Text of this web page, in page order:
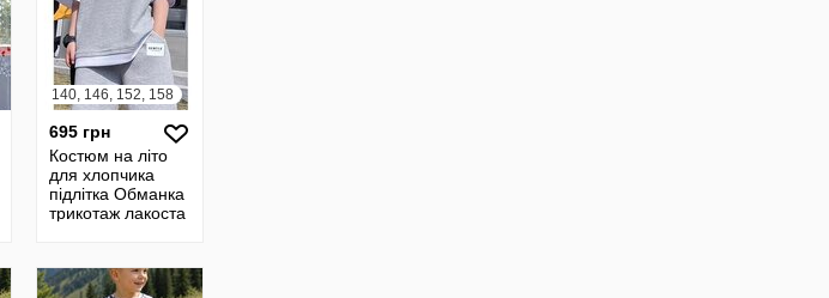
140, 146, 152, 158
695 грн
Костюм на літо
для хлопчика
підлітка Обманка
трикотаж лакоста